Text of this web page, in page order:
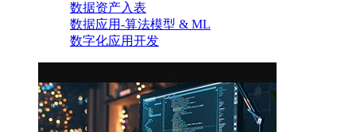
数据资产入表
数据应用-算法模型 & ML
数字化应用开发